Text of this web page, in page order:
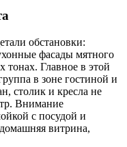
обстановки:
фасады мятного
тонах. Главное в этой
в зоне гостиной и
столик и кресла не
Внимание
с посудой и
витрина,